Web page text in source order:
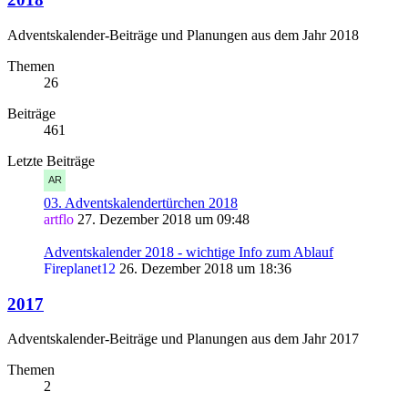
Adventskalender-Beiträge und Planungen aus dem Jahr 2018
Themen
26
Beiträge
461
Letzte Beiträge
03. Adventskalendertürchen 2018
artflo 27. Dezember 2018 um 09:48
Adventskalender 2018 - wichtige Info zum Ablauf
Fireplanet12 26. Dezember 2018 um 18:36
2017
Adventskalender-Beiträge und Planungen aus dem Jahr 2017
Themen
2